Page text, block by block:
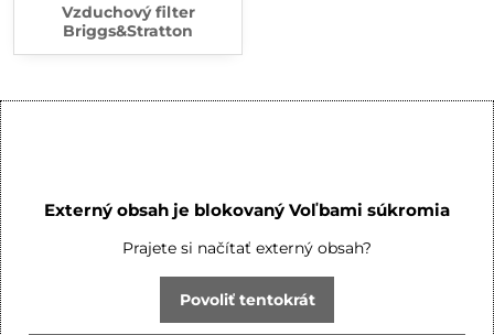
Vzduchový filter
Briggs&Stratton
Externý obsah je blokovaný Voľbami súkromia
Prajete si načítať externý obsah?
Povoliť tentokrát